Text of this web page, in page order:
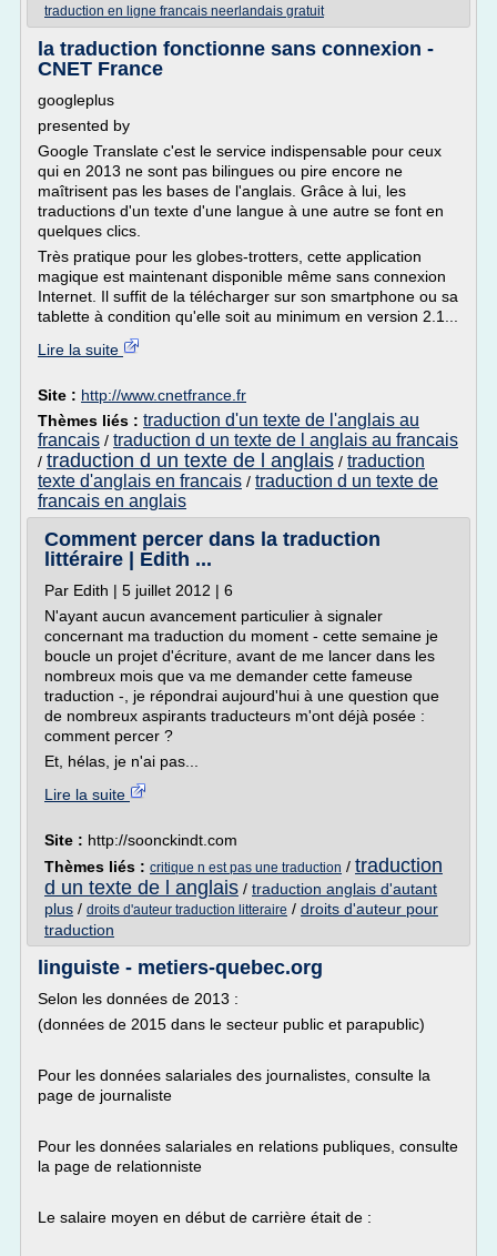
traduction en ligne francais neerlandais gratuit
la traduction fonctionne sans connexion -
CNET France
googleplus
presented by
Google Translate c'est le service indispensable pour ceux
qui en 2013 ne sont pas bilingues ou pire encore ne
maîtrisent pas les bases de l'anglais. Grâce à lui, les
traductions d'un texte d'une langue à une autre se font en
quelques clics.
Très pratique pour les globes-trotters, cette application
magique est maintenant disponible même sans connexion
Internet. Il suffit de la télécharger sur son smartphone ou sa
tablette à condition qu'elle soit au minimum en version 2.1...
Lire la suite
Site : http://www.cnetfrance.fr
Thèmes liés : traduction d'un texte de l'anglais au
francais / traduction d un texte de l anglais au francais
/ traduction d un texte de l anglais / traduction
texte d'anglais en francais / traduction d un texte de
francais en anglais
Comment percer dans la traduction
littéraire | Edith ...
Par Edith | 5 juillet 2012 | 6
N'ayant aucun avancement particulier à signaler
concernant ma traduction du moment - cette semaine je
boucle un projet d'écriture, avant de me lancer dans les
nombreux mois que va me demander cette fameuse
traduction -, je répondrai aujourd'hui à une question que
de nombreux aspirants traducteurs m'ont déjà posée :
comment percer ?
Et, hélas, je n'ai pas...
Lire la suite
Site : http://soonckindt.com
Thèmes liés : critique n est pas une traduction / traduction
d un texte de l anglais / traduction anglais d'autant
plus / droits d'auteur traduction litteraire / droits d'auteur pour
traduction
linguiste - metiers-quebec.org
Selon les données de 2013 :
(données de 2015 dans le secteur public et parapublic)
Pour les données salariales des journalistes, consulte la
page de journaliste
Pour les données salariales en relations publiques, consulte
la page de relationniste
Le salaire moyen en début de carrière était de :